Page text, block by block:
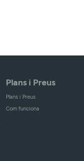
Plans i Preus
Plans i Preus
Com funciona